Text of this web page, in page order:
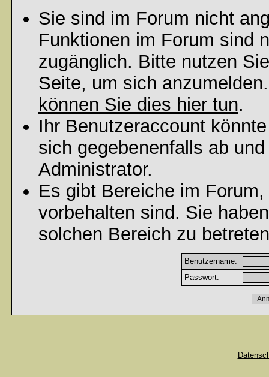
Sie sind im Forum nicht
Funktionen im Forum sind
zugänglich. Bitte nutzen
Seite, um sich
können Sie dies hier tun.
Ihr Benutzeraccount
sich gegebenenfalls ab
Administrator.
Es gibt Bereiche im
vorbehalten sind. Sie
solchen Bereich zu
Benutzername:
Passwort: